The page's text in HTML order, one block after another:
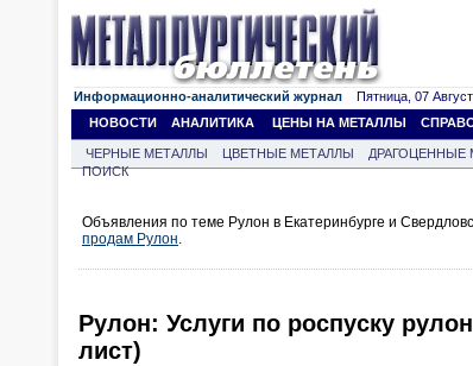
Информационно-аналитический журнал Пятница, 07 Август
НОВОСТИ
АНАЛИТИКА ЦЕНЫ НА МЕТАЛЛЫ
ЧЕРНЫЕ МЕТАЛЛЫ ЦВЕТНЫЕ МЕТАЛЛЫ ДРАГОЦЕННЫЕ
ПОИСК
Объявления по теме Рулон в Екатеринбурге и
продам Рулон.
Рулон: Услуги по роспуску
лист)